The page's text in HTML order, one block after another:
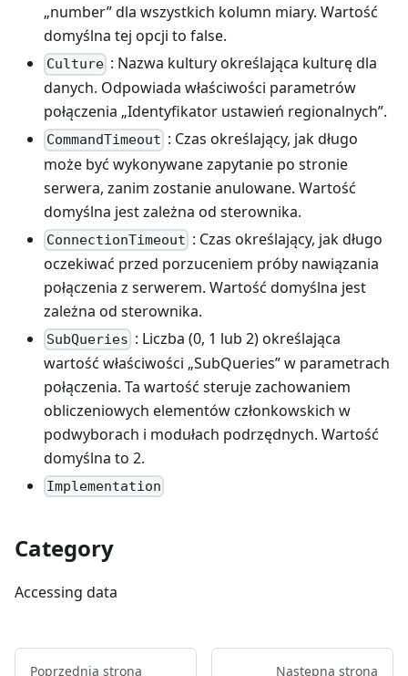
„number” dla wszystkich kolumn miary. Wartość
domyślna tej opcji to false.
Culture : Nazwa kultury określająca kulturę dla
danych. Odpowiada właściwości parametrów
połączenia „Identyfikator ustawień regionalnych”.
CommandTimeout : Czas określający, jak długo
może być wykonywane zapytanie po stronie
serwera, zanim zostanie anulowane. Wartość
domyślna jest zależna od sterownika.
ConnectionTimeout : Czas określający, jak długo
oczekiwać przed porzuceniem próby nawiązania
połączenia z serwerem. Wartość domyślna jest
zależna od sterownika.
SubQueries : Liczba (0, 1 lub 2) określająca
wartość właściwości „SubQueries” w parametrach
połączenia. Ta wartość steruje zachowaniem
obliczeniowych elementów członkowskich w
podwyborach i modułach podrzędnych. Wartość
domyślna to 2.
Implementation
Category
Accessing data
Poprzednia strona Następna strona